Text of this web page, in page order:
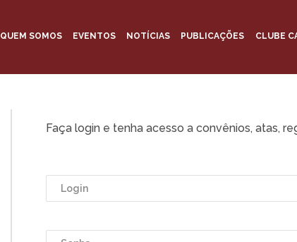
QUEM SOMOS EVENTOS NOTÍCIAS PUBLICAÇÕES CLUBE
Faça login e tenha acesso a convênios, atas,